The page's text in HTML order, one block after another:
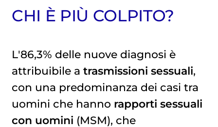
CHI È PIÙ COLPITO?
L'86,3% delle nuove diagnosi è
attribuibile a trasmissioni sessuali,
con una predominanza dei casi tra
uomini che hanno rapporti sessuali
con uomini (MSM), che